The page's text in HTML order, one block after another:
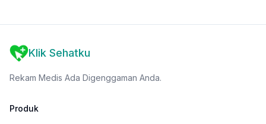
Klik Sehatku
Rekam Medis Ada Digenggaman Anda.
Produk